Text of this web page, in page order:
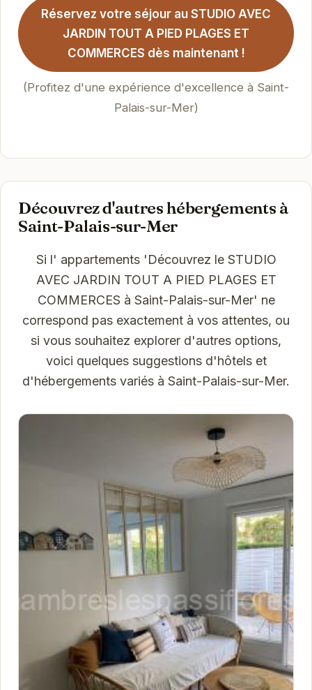
Réservez votre séjour au STUDIO AVEC
JARDIN TOUT A PIED PLAGES ET
COMMERCES dès maintenant !
(Profitez d'une expérience d'excellence à Saint-
Palais-sur-Mer)
Découvrez d'autres hébergements à
Saint-Palais-sur-Mer
Si l' appartements 'Découvrez le STUDIO
AVEC JARDIN TOUT A PIED PLAGES ET
COMMERCES à Saint-Palais-sur-Mer' ne
correspond pas exactement à vos attentes, ou
si vous souhaitez explorer d'autres options,
voici quelques suggestions d'hôtels et
d'hébergements variés à Saint-Palais-sur-Mer.